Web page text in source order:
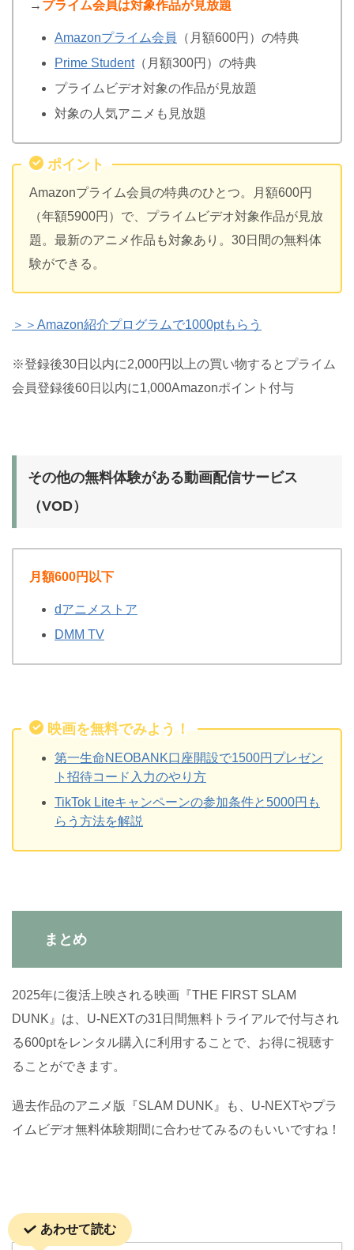
→ プライム会員は対象作品が見放題
Amazonプライム会員
（月額600円）の特典
Prime Student（月額300円）の特典
プライムビデオ対象の作品が見放題
対象の人気アニメも見放題
ポイント
Amazonプライム会員の特典のひとつ。月額600円
（年額5900円）で、プライムビデオ対象作品が見放
題。最新のアニメ作品も対象あり。30日間の無料体
験ができる。
＞＞Amazon紹介プログラムで1000ptもらう
※登録後30日以内に2,000円以上の買い物するとプライム
会員登録後60日以内に1,000Amazonポイント付与
その他の無料体験がある動画配信サービス
（VOD）
月額600円以下
dアニメストア
DMM TV
映画を無料でみよう！
第一生命NEOBANK口座開設で1500円プレゼン
ト招待コード入力のやり方
TikTok Liteキャンペーンの参加条件と5000円も
らう方法を解説
まとめ
2025年に復活上映される映画『THE FIRST SLAM
DUNK』は、U-NEXTの31日間無料トライアルで付与され
る600ptをレンタル購入に利用することで、お得に視聴す
ることができます。
過去作品のアニメ版『SLAM DUNK』も、U-NEXTやプラ
イムビデオ無料体験期間に合わせてみるのもいいですね！
あわせて読む